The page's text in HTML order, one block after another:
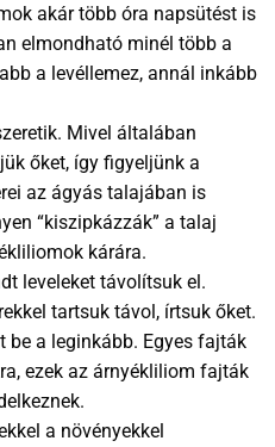
akár több óra napsütést is
elmondható minél több a
a levéllemez, annál inkább
Mivel általában
őket, így figyeljünk a
az ágyás talajában is
“kiszipkázzák” a talaj
kárára.
leveleket távolítsuk el.
tartsuk távol, írtsuk őket.
be a leginkább. Egyes fajták
ezek az árnyékliliom fajták
a növényekkel